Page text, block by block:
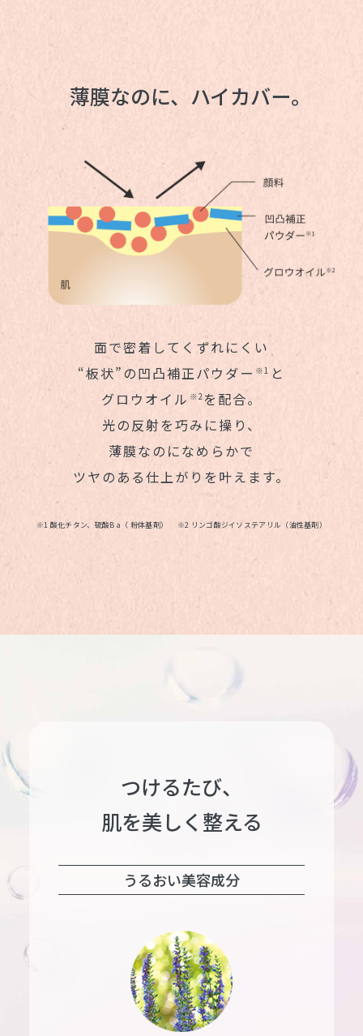
薄膜なのに、ハイカバー。
面で密着してくずれにくい
“板状”の凹凸補正パウダー ※1と
グロウオイル ※2を配合。
光の反射を巧みに操り、
薄膜なのになめらかで
ツヤのある仕上がりを叶えます。
※1 酸化チタン、硫酸B a（ 粉体基剤） ※2 リンゴ酸ジイソステアリル（油性基剤）
つけるたび、
肌を美しく整える
うるおい美容成分